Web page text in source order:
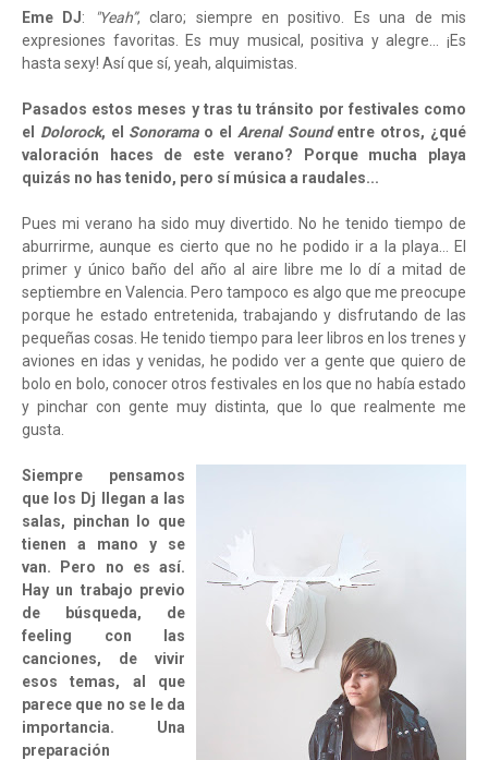
Eme DJ: "Yeah”, claro; siempre en positivo. Es una de mis
expresiones favoritas. Es muy musical, positiva y alegre… ¡Es
hasta sexy! Así que sí, yeah, alquimistas.
Pasados estos meses y tras tu tránsito por festivales como
el Dolorock, el Sonoramao el Arenal Soundentre otros, ¿qué
valoración haces de este verano? Porque mucha playa
quizás no has tenido, pero sí música a raudales...
Pues mi verano ha sido muy divertido. No he tenido tiempo de
aburrirme, aunque es cierto que no he podido ir a la playa… El
primer y único baño del año al aire libre me lo dí a mitad de
septiembre en Valencia. Pero tampoco es algo que me preocupe
porque he estado entretenida, trabajando y disfrutando de las
pequeñas cosas. He tenido tiempo para leer libros en los trenes y
aviones en idas y venidas, he podido ver a gente que quiero de
bolo en bolo, conocer otros festivales en los que no había estado
y pinchar con gente muy distinta, que lo que realmente me
gusta.
Siempre pensamos
que los Dj llegan a las
salas, pinchan lo que
tienen a mano y se
van. Pero no es así.
Hay un trabajo previo
de búsqueda, de
feeling con las
canciones, de vivir
esos temas, al que
parece que no se le da
importancia. Una
preparación